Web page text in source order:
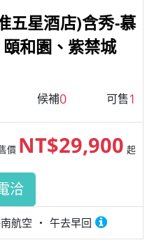
五星酒店)含秀-慕
和園、紫禁城
候補0 可售1
航空 午去早回
價 NT$29,900 起
洽